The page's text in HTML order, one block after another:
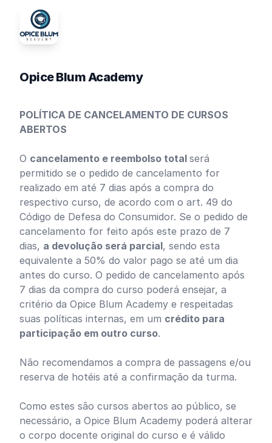
Opice Blum Academy
POLÍTICA DE CANCELAMENTO DE CURSOS
ABERTOS
O cancelamento e reembolso total será
permitido se o pedido de cancelamento for
realizado em até 7 dias após a compra do
respectivo curso, de acordo com o art. 49 do
Código de Defesa do Consumidor. Se o pedido de
cancelamento for feito após este prazo de 7
dias, a devolução será parcial, sendo esta
equivalente a 50% do valor pago se até um dia
antes do curso. O pedido de cancelamento após
7 dias da compra do curso poderá ensejar, a
critério da Opice Blum Academy e respeitadas
suas políticas internas, em um crédito para
participação em outro curso.
Não recomendamos a compra de passagens e/ou
reserva de hotéis até a confirmação da turma.
Como estes são cursos abertos ao público, se
necessário, a Opice Blum Academy poderá alterar
o corpo docente original do curso e é válido